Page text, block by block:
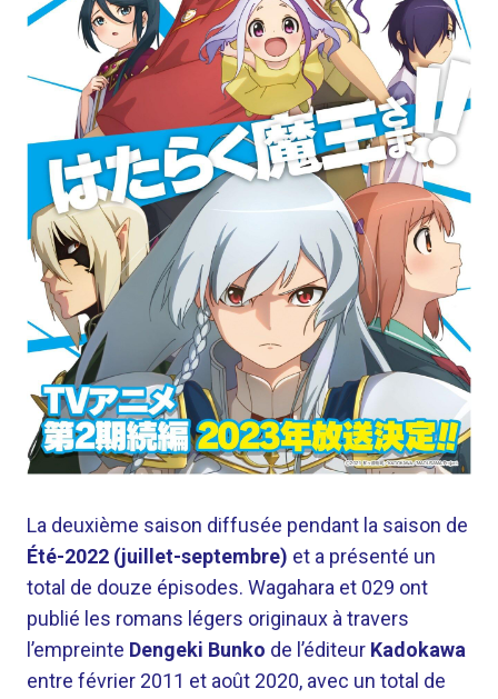
La deuxième saison diffusée pendant la saison de
Été-2022 (juillet-septembre) et a présenté un
total de douze épisodes. Wagahara et 029 ont
publié les romans légers originaux à travers
l’empreinte Dengeki Bunko de l’éditeur Kadokawa
entre février 2011 et août 2020, avec un total de